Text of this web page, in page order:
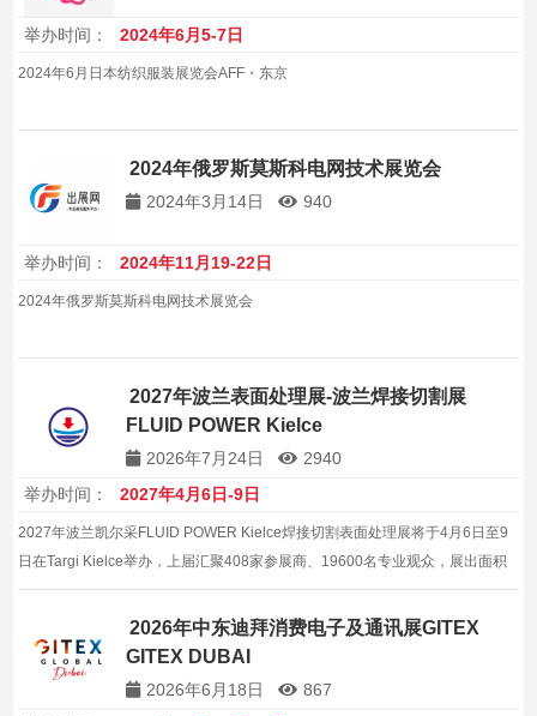
举办时间： 2024年6月5-7日
2024年6月日本纺织服装展览会AFF・东京
2024年俄罗斯莫斯科电网技术展览会
2024年3月14日 940
举办时间： 2024年11月19-22日
2024年俄罗斯莫斯科电网技术展览会
2027年波兰表面处理展-波兰焊接切割展
FLUID POWER Kielce
2026年7月24日
2940
举办时间：
2027年4月6日-9日
2027年波兰凯尔采FLUID POWER Kielce焊接切割表面处理展将于4月6日至9
日在Targi Kielce举办，上届汇聚408家参展商、19600名专业观众，展出面积
20000平方米，覆盖流体动力、焊接与表面处理全链条，是工业装备企业开拓
波兰及中东欧市场的高效平台。2026年中东迪拜消费电子及通讯展GITEX
GITEX DUBAI
2026年6月18日
867